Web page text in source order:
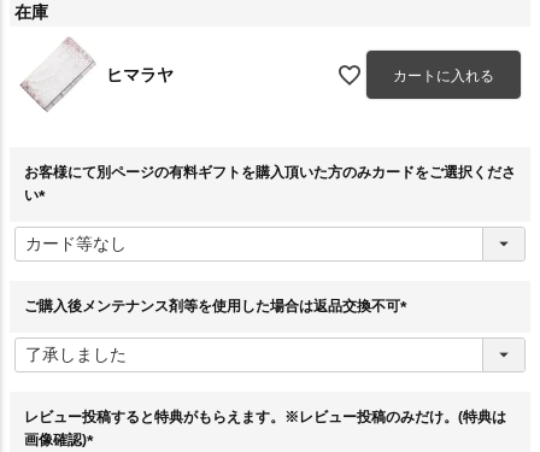
在庫
ヒマラヤ カートに入れる
お客様にて別ページの有料ギフトを購入頂いた方のみカードをご選択くださ
い
必
須
ご購入後メンテナンス剤等を使用した場合は返品交換不可
須
レビュー投稿すると特典がもらえます。※レビュー投稿のみだけ。(特典は
画像確認)